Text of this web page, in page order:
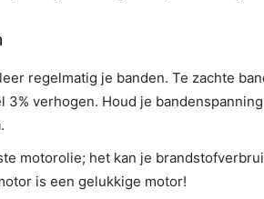
regelmatig je banden. Te zachte
verhogen. Houd je
motorolie; het kan je
is een gelukkige motor!